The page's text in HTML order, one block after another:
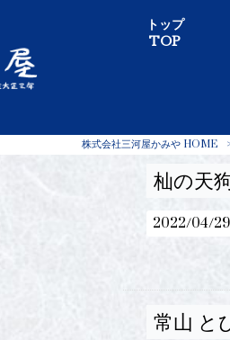
トップ
TOP
株式会社三河屋かみや HOME
杣の天
2022/04/29
常山 と